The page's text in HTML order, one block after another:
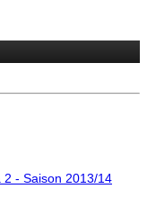
2 - Saison 2013/14